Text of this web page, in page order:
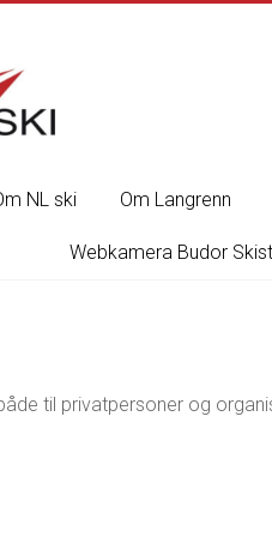
NL ski Om Langrenn
Webkamera Budor
til privatpersoner og